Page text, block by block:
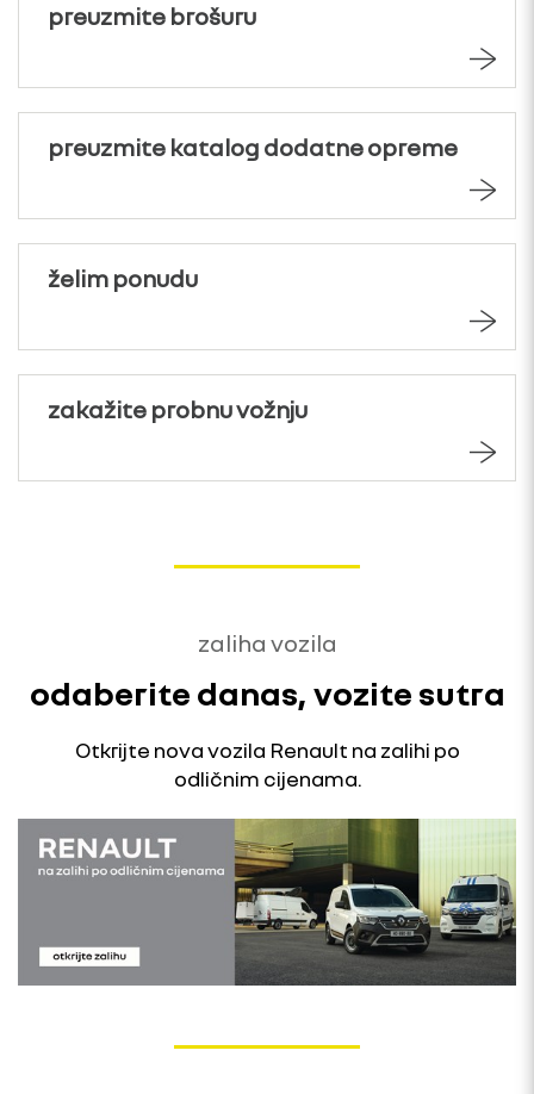
preuzmite brošuru
preuzmite katalog dodatne opreme
želim ponudu
zakažite probnu vožnju
zaliha vozila
odaberite danas, vozite sutra
Otkrijte nova vozila Renault na zalihi po
odličnim cijenama.